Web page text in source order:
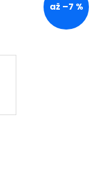
až –7 %